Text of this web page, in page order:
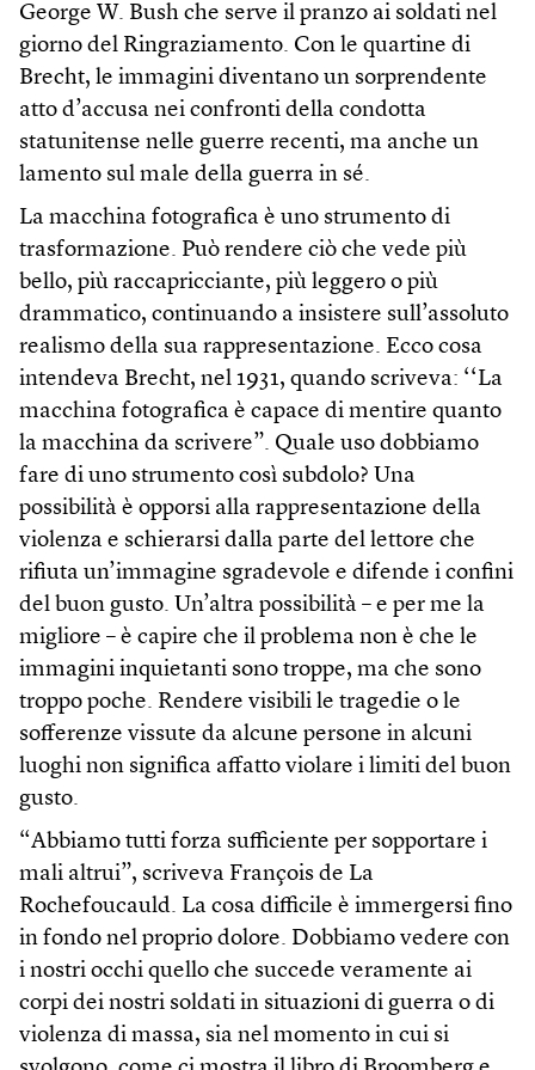
George W. Bush che serve il pranzo ai soldati nel
giorno del Ringraziamento. Con le quartine di
Brecht, le immagini diventano un sorprendente
atto d’accusa nei confronti della condotta
statunitense nelle guerre recenti, ma anche un
lamento sul male della guerra in sé.
La macchina fotografica è uno strumento di
trasformazione. Può rendere ciò che vede più
bello, più raccapricciante, più leggero o più
drammatico, continuando a insistere sull’assoluto
realismo della sua rappresentazione. Ecco cosa
intendeva Brecht, nel 1931, quando scriveva: ‘‘La
macchina fotografica è capace di mentire quanto
la macchina da scrivere”. Quale uso dobbiamo
fare di uno strumento così subdolo? Una
possibilità è opporsi alla rappresentazione della
violenza e schierarsi dalla parte del lettore che
rifiuta un’immagine sgradevole e difende i confini
del buon gusto. Un’altra possibilità – e per me la
migliore – è capire che il problema non è che le
immagini inquietanti sono troppe, ma che sono
troppo poche. Rendere visibili le tragedie o le
sofferenze vissute da alcune persone in alcuni
luoghi non significa affatto violare i limiti del buon
gusto.
“Abbiamo tutti forza sufficiente per sopportare i
mali altrui”, scriveva François de La
Rochefoucauld. La cosa difficile è immergersi fino
in fondo nel proprio dolore. Dobbiamo vedere con
i nostri occhi quello che succede veramente ai
corpi dei nostri soldati in situazioni di guerra o di
violenza di massa, sia nel momento in cui si